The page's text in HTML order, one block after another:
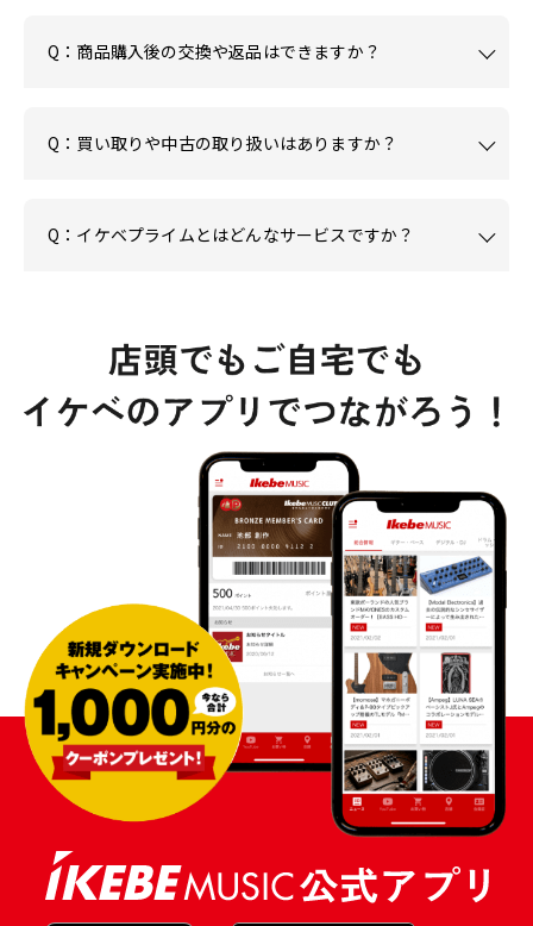
Q：商品購入後の交換や返品はできますか？
Q：買い取りや中古の取り扱いはありますか？
Q：イケベプライムとはどんなサービスですか？